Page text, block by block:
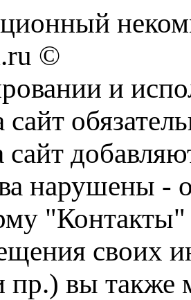
©
и
сайт
нарушены -
"Контакты"
своих
пр.) вы также